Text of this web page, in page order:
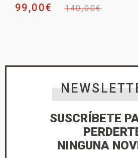
140,00€
99,00€
SUSCRÍBETE
NINGUNA